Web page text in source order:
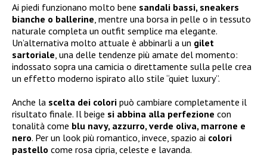
Ai piedi funzionano molto bene sandali bassi, sneakers
bianche o ballerine , mentre una borsa in pelle o in tessuto
naturale completa un outfit semplice ma elegante.
Un’alternativa molto attuale è abbinarli a un gilet
sartoriale , una delle tendenze più amate del momento:
indossato sopra una camicia o direttamente sulla pelle crea
un effetto moderno ispirato allo stile “quiet luxury”.
Anche la scelta dei colori può cambiare completamente il
risultato finale. Il beige si abbina alla perfezione con
tonalità come blu navy, azzurro, verde oliva, marrone e
nero. Per un look più romantico, invece, spazio ai colori
pastello come rosa cipria, celeste e lavanda.